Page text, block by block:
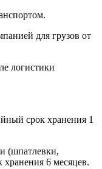
для грузов от
логистики
срок хранения 1
(шпатлевки,
6 месяцев.